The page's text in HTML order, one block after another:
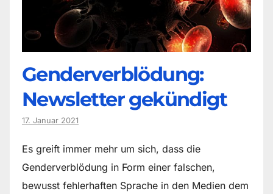
Genderverblödung:
Newsletter gekündigt
17. Januar 2021
Es greift immer mehr um sich, dass die
Genderverblödung in Form einer falschen,
bewusst fehlerhaften Sprache in den Medien dem